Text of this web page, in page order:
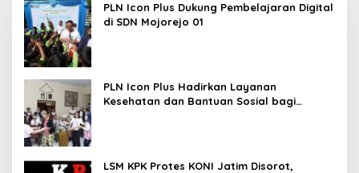
PLN Icon Plus Dukung Pembelajaran Digital
di SDN Mojorejo 01
PLN Icon Plus Hadirkan Layanan
Kesehatan dan Bantuan Sosial bagi
LSM KPK Protes KONI Jatim Disorot,